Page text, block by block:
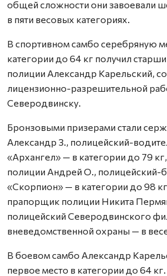
общей сложности они завоевали
в пяти весовых категориях.
В спортивном самбо серебряную
категории до 64 кг получил
полиции Александр Карельский,
лицензионно-разрешительной
Северодвинску.
Бронзовыми призерами стали
Александр З., полицейский-
«Архангел» — в категории до 79
полиции Андрей О.,
«Скорпион» — в категории до 98
прапорщик полиции Никита
полицейский Северодвинского
вневедомственной охраны — в
В боевом самбо Александр
первое место в категории до 64